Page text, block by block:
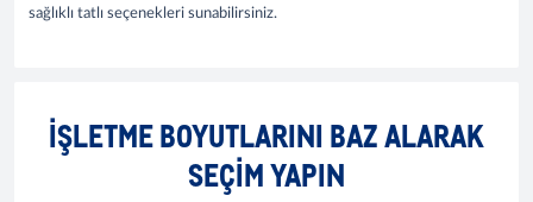
sağlıklı tatlı seçenekleri sunabilirsiniz.
İŞLETME BOYUTLARINI BAZ ALARAK
SEÇIM YAPIN